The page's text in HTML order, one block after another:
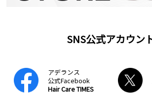
SNS公式アカウン
アデランス
公式Facebook
Hair Care TIMES